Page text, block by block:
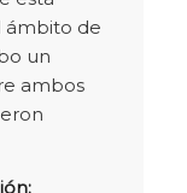
ámbito de
un
ambos